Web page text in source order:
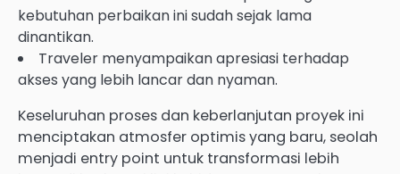
kebutuhan perbaikan ini sudah sejak lama
dinantikan.
Traveler menyampaikan apresiasi terhadap
akses yang lebih lancar dan nyaman.
Keseluruhan proses dan keberlanjutan proyek ini
menciptakan atmosfer optimis yang baru, seolah
menjadi entry point untuk transformasi lebih